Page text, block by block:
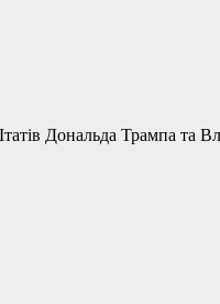
Дональда Трампа та